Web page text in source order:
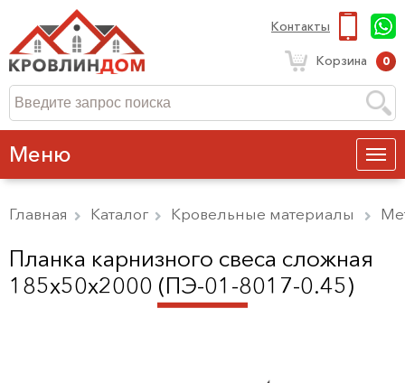
Контакты
Корзина 0
Меню
Главная Каталог Кровельные материалы
Планка карнизного свеса сложная
185х50х2000 (ПЭ-01-8017-0.45)